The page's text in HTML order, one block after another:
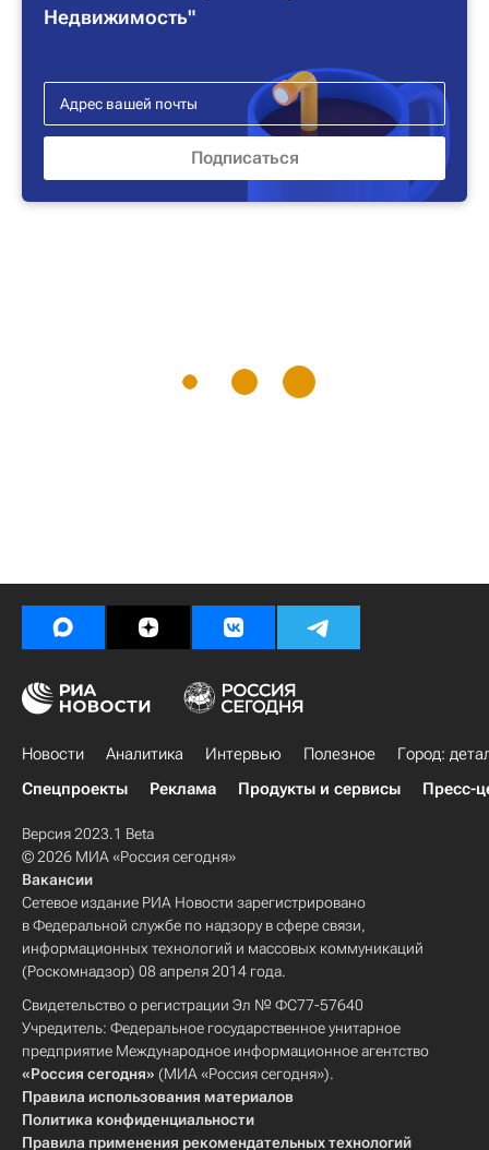
Недвижимость"
Новости Аналитика Интервью Полезное
Город:
Спецпроекты
Реклама Продукты и сервисы Пресс-
Версия 2023.1 Beta
© 2026 МИА «Россия сегодня»
Вакансии
Сетевое издание РИА Новости зарегистрировано
в Федеральной службе по надзору в сфере связи,
информационных технологий и массовых коммуникаций
(Роскомнадзор) 08 апреля 2014 года.
Свидетельство о регистрации Эл № ФС77-57640
Учредитель: Федеральное государственное унитарное
предприятие Международное информационное агентство
«Россия сегодня» (МИА «Россия сегодня»).
Правила использования материалов
Политика конфиденциальности
Правила применения рекомендательных технологий